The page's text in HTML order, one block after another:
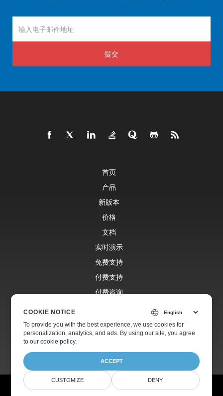
提交
首页
产品
新版本
价格
文档
实时演示
免费支持
付费支持
付费咨询
网站
关于
© Aspose Pty Ltd 2001-2026.
COOKIE NOTICE
To provide you with the best experience, we use cookies for
personalization, analytics, and ads. By using our site, you agree
toour cookie policy.
ACCEPT
CUSTOMIZE DENY